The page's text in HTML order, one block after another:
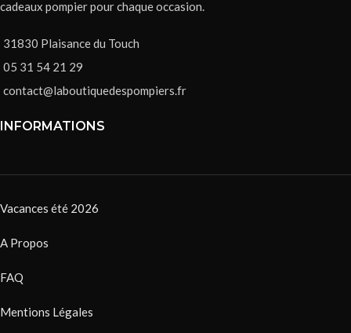
cadeaux pompier pour chaque occasion.
31830 Plaisance du Touch
05 31 54 21 29
contact@laboutiquedespompiers.fr
INFORMATIONS
Vacances été 2026
A Propos
FAQ
Mentions Légales